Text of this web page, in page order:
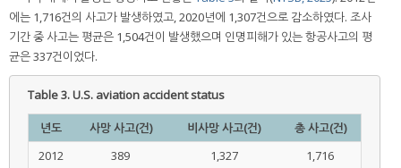
에는 1,716건의 사고가 발생하였고, 2020년에 1,307건으로 감소하였다. 조사
기간 중 사고는 평균은 1,504건이 발생했으며 인명피해가 있는 항공사고의 평
균은 337건이었다.
Table 3.U.S. aviation accident status
년도 사망 사고(건) 비사망 사고(건)
총 사고(건)
2012
389 1,327
1,716